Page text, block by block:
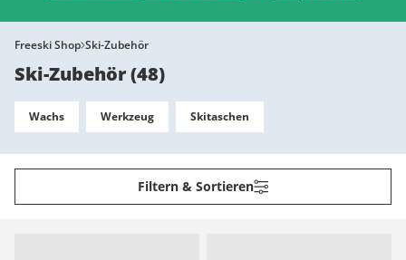
Freeski Shop Ski-Zubehör
Ski-Zubehör(48)
Wachs Werkzeug Skitaschen
Filtern & Sortieren